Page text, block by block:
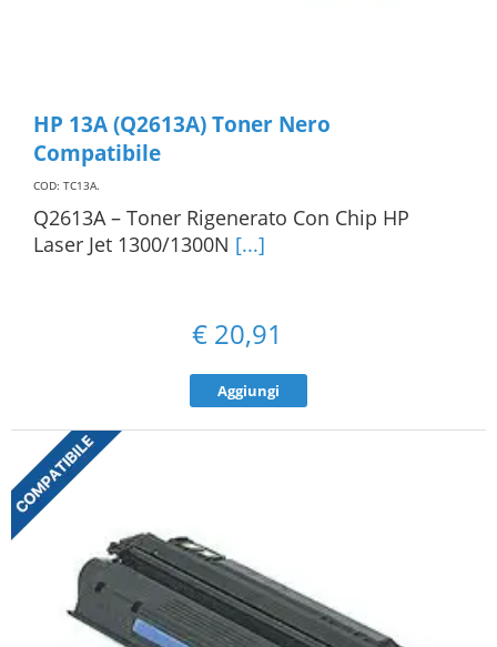
HP 13A (Q2613A) Toner Nero
Compatibile
COD: TC13A.
Q2613A – Toner Rigenerato Con Chip HP
Laser Jet 1300/1300N [...]
€ 20,91
Aggiungi